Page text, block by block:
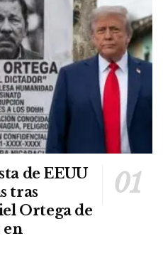
de EEUU
tras
Ortega de
en